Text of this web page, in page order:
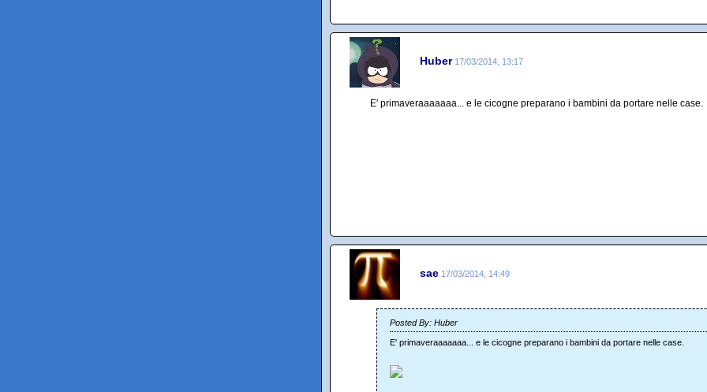
Huber 17/03/2014, 13:17
E' primaveraaaaaaa... e le cicogne preparano i bambini da portare nelle case.
sae 17/03/2014, 14:49
Posted By: Huber
E' primaveraaaaaaa... e le cicogne preparano i bambini da portare nelle case.